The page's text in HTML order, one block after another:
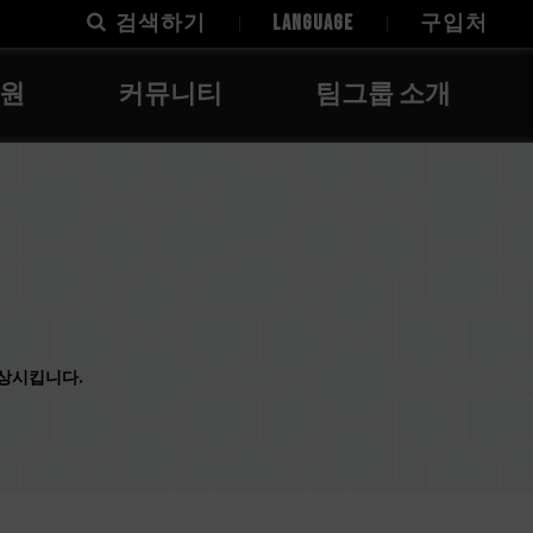
검색하기 LANGUAGE 구입처
커뮤니티 팀그룹 소개
시킵니다.